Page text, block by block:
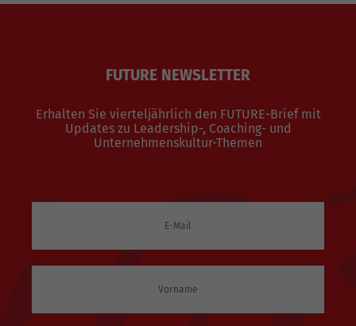
FUTURE NEWSLETTER
Erhalten Sie vierteljährlich den FUTURE-Brief mit
Updates zu Leadership-, Coaching- und
Unternehmenskultur-Themen